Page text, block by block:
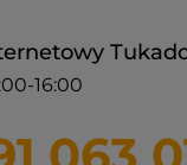
16:00